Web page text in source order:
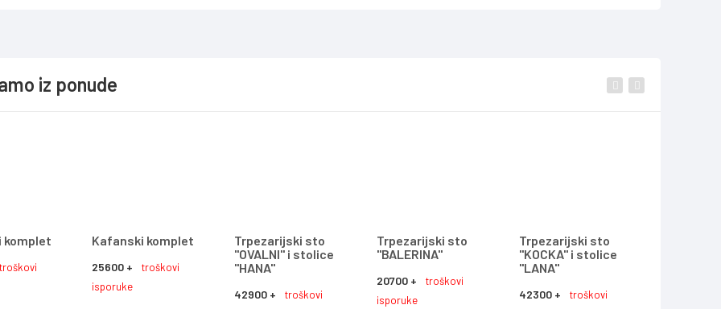
iz ponude
komplet
troškovi
Kafanski komplet
25600 +
troškovi
isporuke
Trpezarijski sto
"OVALNI" i stolice
"HANA"
42900 +
troškovi
Trpezarijski sto
"BALERINA"
20700 +
troškovi
isporuke
Trpezarijski sto
"KOCKA" i stolice
"LANA"
42300 +
troškovi